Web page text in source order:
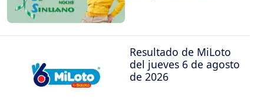
Resultado de MiLoto
del jueves 6 de agosto
de 2026